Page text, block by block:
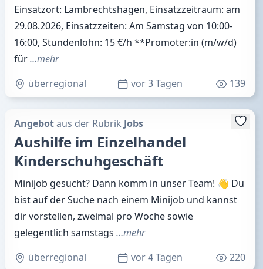
Einsatzort: Lambrechtshagen, Einsatzzeitraum: am
29.08.2026, Einsatzzeiten: Am Samstag von 10:00-
16:00, Stundenlohn: 15 €/h **Promoter:in (m/w/d)
für…mehr
überregional
vor 3 Tagen 139
Angebotaus der Rubrik Jobs
Aushilfe im Einzelhandel
Kinderschuhgeschäft
Minijob gesucht? Dann komm in unser Team! 👋 Du
bist auf der Suche nach einem Minijob und kannst
dir vorstellen, zweimal pro Woche sowie
gelegentlich samstags …mehr
überregional
vor 4 Tagen 220